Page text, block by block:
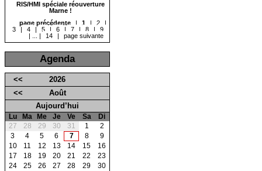
RIS/HMI spéciale réouverture
Marne !
page précédente
| 1 | 2
|
3
| 4 | 5 | 6 | 7 | 8 |
9
|
| 14 | page suivante
Agenda
<<
2026
<<
Août
Aujourd’hui
Lu Ma Me Je Ve Sa
Di
27
28 29 30 31 1
2
3
4 5 6 7 8
9
10
11 12 13 14 15
16
17
18 19 20 21 22
23
24
25 26 27 28 29
30